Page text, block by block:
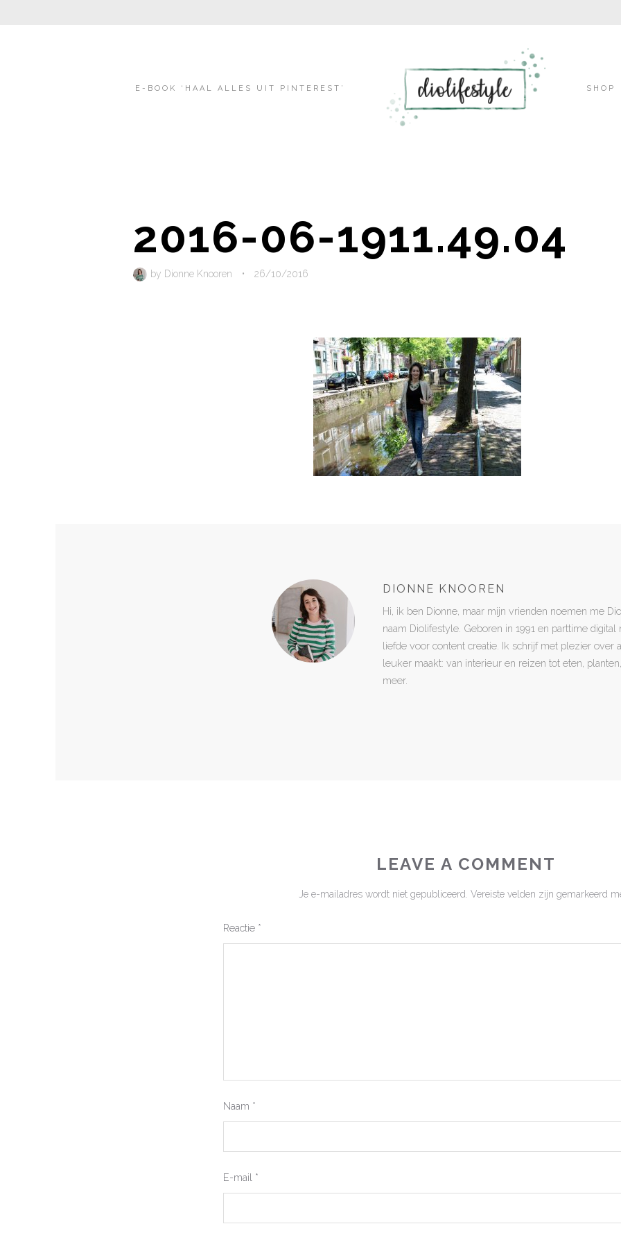
content
E-BOOK ‘HAAL ALLES UIT PINTEREST’ SHOP
2016-06-1911.49.04
by Dionne Knooren • 26/10/2016
DIONNE KNOOREN
Hi, ik ben Dionne, maar mijn vrienden noemen me
naam Diolifestyle. Geboren in 1991 en parttime
liefde voor content creatie. Ik schrijf met plezier over
leuker maakt: van interieur en reizen tot eten,
meer.
LEAVE A COMMENT
Je e-mailadres wordt niet gepubliceerd. Vereiste velden zijn gemarkeerd
Reactie *
Naam *
E-mail *